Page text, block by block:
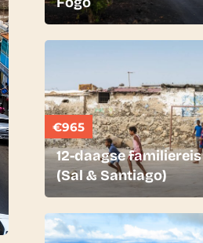
€965
12-daagse
(Sal & Santiago)